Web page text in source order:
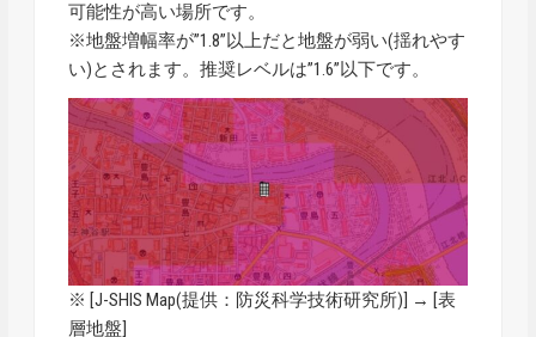
可能性が高い場所です。
※地盤増幅率が”1.8”以上だと地盤が弱い(揺れやす
い)とされます。推奨レベルは”1.6”以下です。
※ [J-SHIS Map(提供：防災科学技術研究所)] → [表
層地盤]